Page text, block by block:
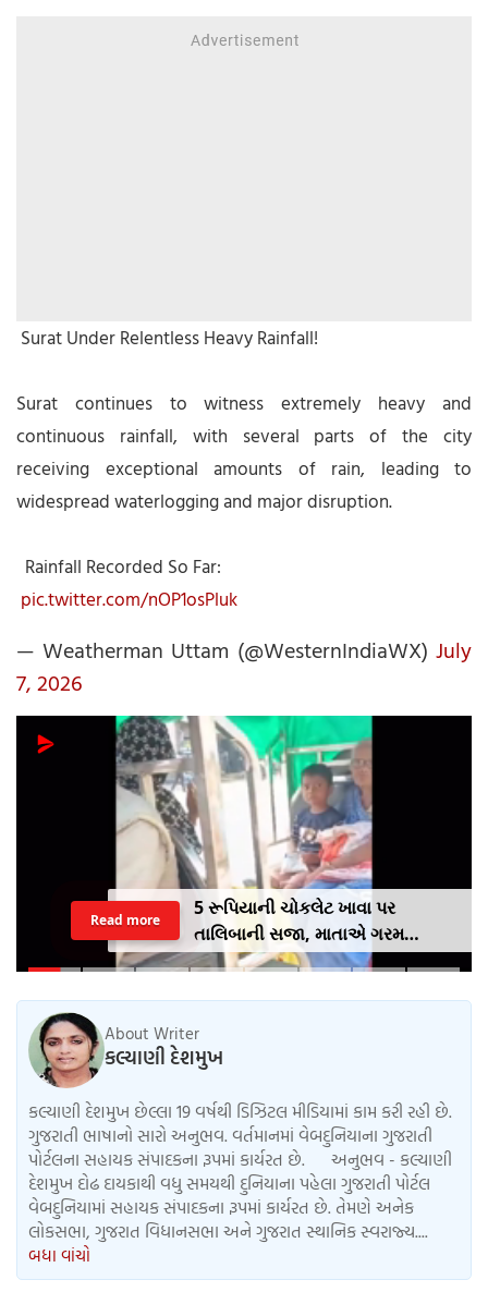
Surat Under Relentless Heavy Rainfall!
Surat continues to witness extremely heavy and
continuous rainfall, with several parts of the city
receiving exceptional amounts of rain, leading to
widespread waterlogging and major disruption.
Rainfall Recorded So Far:
pic.twitter.com/nOP1osPluk
— Weatherman Uttam (@WesternIndiaWX) July
7, 2026
5 રૂપિયાની ચોકલેટ ખાવા પર
તાલિબાની સજા, માતાએ ગરમ
ચપ્પુથી પુત્રના પગમાં આપ્યો ડામ,
Read more
About Writer
કલ્યાણી દેશમુખ
કલ્યાણી દેશમુખ છેલ્લા 19 વર્ષથી ડિઝિટલ મીડિયામાં કામ કરી રહી છે.
ગુજરાતી ભાષાનો સારો અનુભવ. વર્તમાનમાં વેબદુનિયાના ગુજરાતી
પોર્ટલના સહાયક સંપાદકના રૂપમાં કાર્યરત છે. અનુભવ - કલ્યાણી
દેશમુખ દોઢ દાયકાથી વધુ સમયથી દુનિયાના પહેલા ગુજરાતી પોર્ટલ
વેબદુનિયામાં સહાયક સંપાદકના રૂપમાં કાર્યરત છે. તેમણે અનેક
લોકસભા, ગુજરાત વિધાનસભા અને ગુજરાત સ્થાનિક સ્વરાજ્ય....
બધા વાંચો